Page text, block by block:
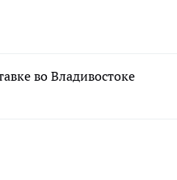
во Владивостоке